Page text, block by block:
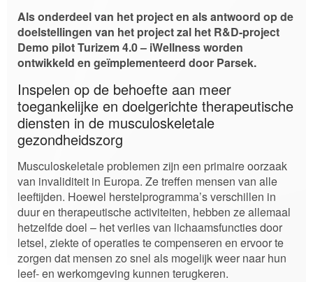
Als onderdeel van het project en als antwoord op de
doelstellingen van het project zal het R&D-project
Demo pilot Turizem 4.0 – iWellness worden
ontwikkeld en geïmplementeerd door Parsek.
Inspelen op de behoefte aan meer
toegankelijke en doelgerichte therapeutische
diensten in de musculoskeletale
gezondheidszorg
Musculoskeletale problemen zijn een primaire oorzaak
van invaliditeit in Europa. Ze treffen mensen van alle
leeftijden. Hoewel herstelprogramma’s verschillen in
duur en therapeutische activiteiten, hebben ze allemaal
hetzelfde doel – het verlies van lichaamsfuncties door
letsel, ziekte of operaties te compenseren en ervoor te
zorgen dat mensen zo snel als mogelijk weer naar hun
leef- en werkomgeving kunnen terugkeren.